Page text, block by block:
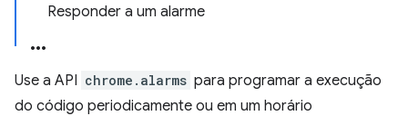
Responder a um alarme
Use a API chrome.alarms para programar a execução
do código periodicamente ou em um horário